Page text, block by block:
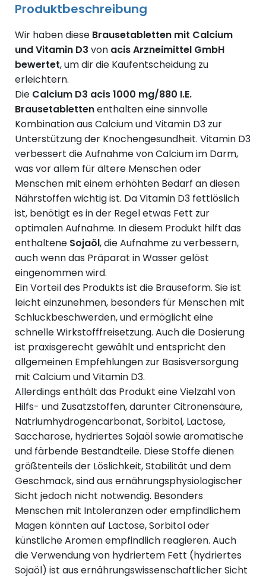
Produktbeschreibung
Wir haben diese Brausetabletten mit Calcium
und Vitamin D3 von acis Arzneimittel GmbH
bewertet, um dir die Kaufentscheidung zu
erleichtern.
Die Calcium D3 acis 1000 mg/880 I.E.
Brausetablettenenthalten eine sinnvolle
Kombination aus Calcium und Vitamin D3 zur
Unterstützung der Knochengesundheit. Vitamin D3
verbessert die Aufnahme von Calcium im Darm,
was vor allem für ältere Menschen oder
Menschen mit einem erhöhten Bedarf an diesen
Nährstoffen wichtig ist. Da Vitamin D3 fettlöslich
ist, benötigt es in der Regel etwas Fett zur
optimalen Aufnahme. In diesem Produkt hilft das
enthaltene Sojaöl, die Aufnahme zu verbessern,
auch wenn das Präparat in Wasser gelöst
eingenommen wird.
Ein Vorteil des Produkts ist die Brauseform. Sie ist
leicht einzunehmen, besonders für Menschen mit
Schluckbeschwerden, und ermöglicht eine
schnelle Wirkstofffreisetzung. Auch die Dosierung
ist praxisgerecht gewählt und entspricht den
allgemeinen Empfehlungen zur Basisversorgung
mit Calcium und Vitamin D3.
Allerdings enthält das Produkt eine Vielzahl von
Hilfs- und Zusatzstoffen, darunter Citronensäure,
Natriumhydrogencarbonat, Sorbitol, Lactose,
Saccharose, hydriertes Sojaöl sowie aromatische
und färbende Bestandteile. Diese Stoffe dienen
größtenteils der Löslichkeit, Stabilität und dem
Geschmack, sind aus ernährungsphysiologischer
Sicht jedoch nicht notwendig. Besonders
Menschen mit Intoleranzen oder empfindlichem
Magen könnten auf Lactose, Sorbitol oder
künstliche Aromen empfindlich reagieren. Auch
die Verwendung von hydriertem Fett (hydriertes
Sojaöl) ist aus ernährungswissenschaftlicher Sicht